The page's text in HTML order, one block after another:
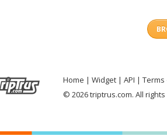
Home Widget API
Terms
© 2026 triptrus.com. All